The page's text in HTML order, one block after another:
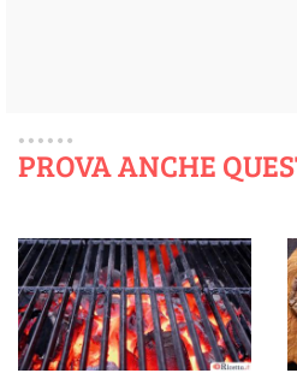
PROVA ANCHE